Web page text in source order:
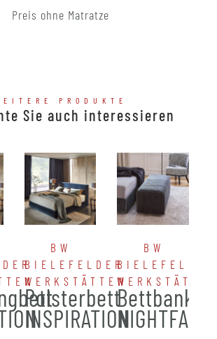
Preis ohne Matratze
PRODUKTE
Sie auch interessieren
BW
BIELEFELDER
WERKSTÄTTEN
Polsterbett
INSPIRATION
BW
BIELEFELDER
Bettbank
NIGHTFALL